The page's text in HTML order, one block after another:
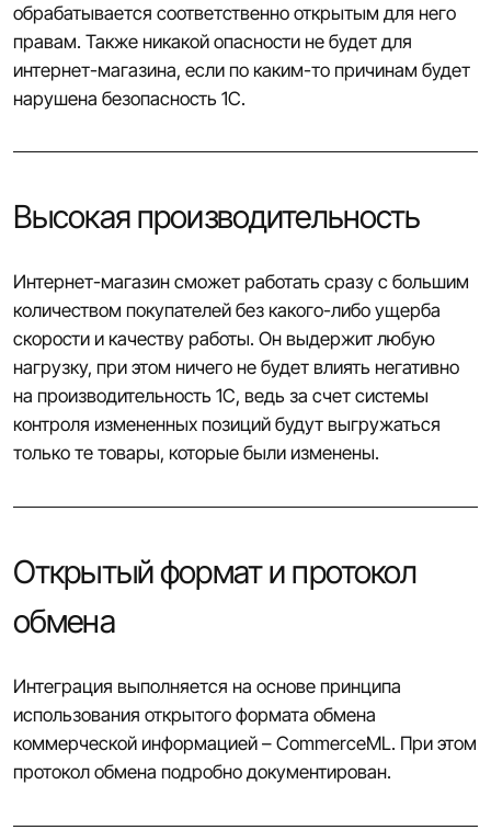
обрабатывается соответственно открытым для него
правам. Также никакой опасности не будет для
интернет-магазина, если по каким-то причинам будет
нарушена безопасность 1С.
Высокая производительность
Интернет-магазин сможет работать сразу с большим
количеством покупателей без какого-либо ущерба
скорости и качеству работы. Он выдержит любую
нагрузку, при этом ничего не будет влиять негативно
на производительность 1С, ведь за счет системы
контроля измененных позиций будут выгружаться
только те товары, которые были изменены.
Открытый формат и протокол
обмена
Интеграция выполняется на основе принципа
использования открытого формата обмена
коммерческой информацией – CommerceML. При этом
протокол обмена подробно документирован.